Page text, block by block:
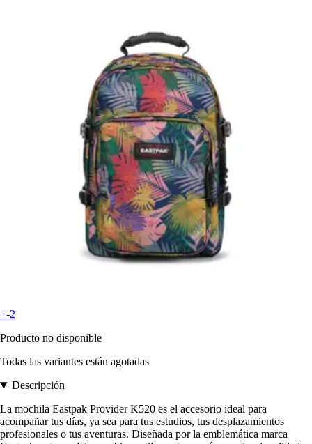
+-2
Producto no disponible
Todas las variantes están agotadas
Descripción
La mochila Eastpak Provider K520 es el accesorio ideal para
acompañar tus días, ya sea para tus estudios, tus desplazamientos
profesionales o tus aventuras. Diseñada por la emblemática marca